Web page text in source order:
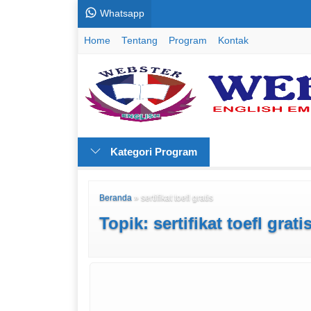
Whatsapp
Home Tentang Program Kontak
Kategori Program
Beranda » sertifikat toefl gratis
Topik: sertifikat toefl